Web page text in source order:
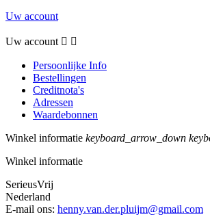
Uw account
Uw account  
Persoonlijke Info
Bestellingen
Creditnota's
Adressen
Waardebonnen
Winkel informatie keyboard_arrow_down
Winkel informatie
SerieusVrij
Nederland
E-mail ons: henny.van.der.pluijm@gmail.com